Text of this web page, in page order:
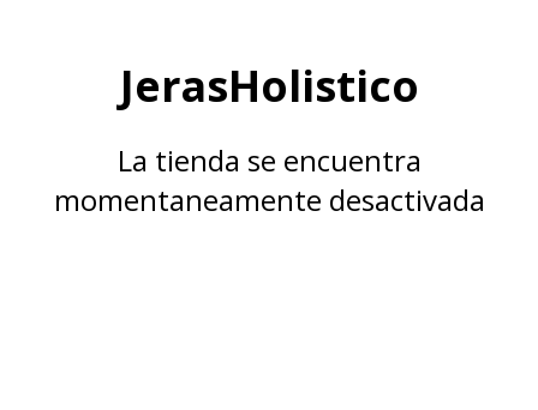
JerasHolistico
La tienda se encuentra
momentaneamente desactivada